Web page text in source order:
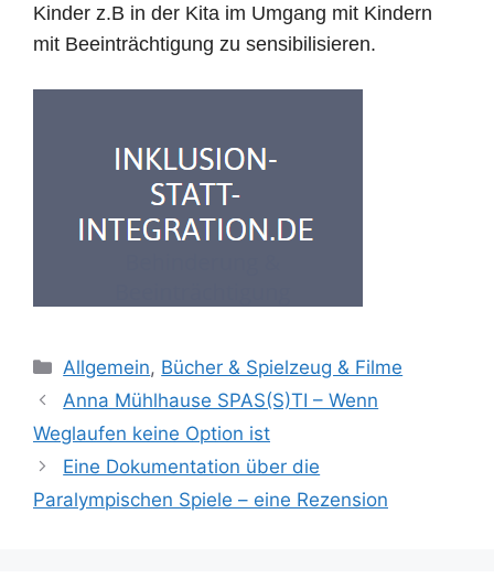
Kinder z.B in der Kita im Umgang mit Kindern
mit Beeinträchtigung zu sensibilisieren.
Kategorien
Allgemein, Bücher & Spielzeug & Filme
Anna Mühlhause SPAS(S)TI – Wenn
Weglaufen keine Option ist
Eine Dokumentation über die
Paralympischen Spiele – eine Rezension